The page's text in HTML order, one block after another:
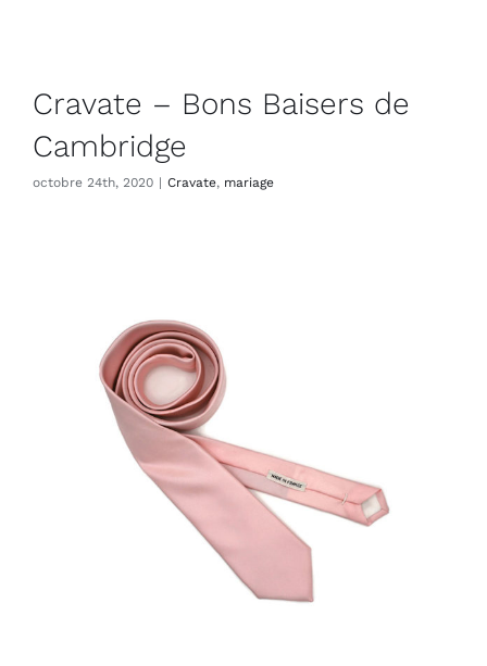
Cravate – Bons Baisers de
Cambridge
octobre 24th, 2020 | Cravate, mariage